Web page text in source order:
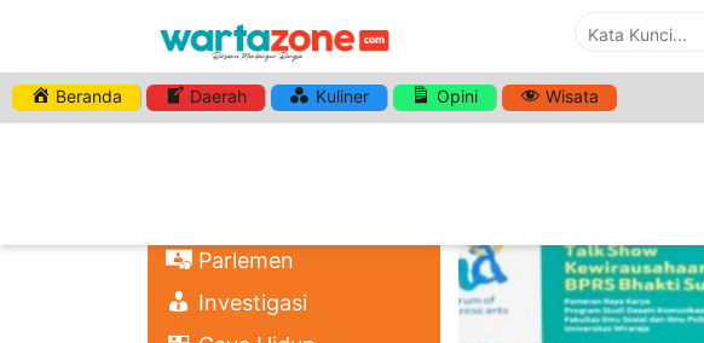
Beranda Daerah Kuliner Opini Wisata
Parlemen
Investigasi
HASHTAG:UMKM